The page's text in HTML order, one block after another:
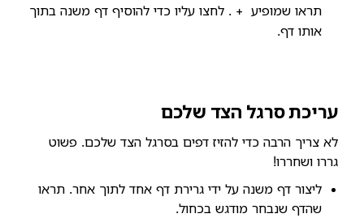
תראו שמופיע + . לחצו עליו כדי להוסיף דף משנה בתוך
אותו דף.
עריכת סרגל הצד שלכם
לא צריך הרבה כדי להזיז דפים בסרגל הצד שלכם. פשוט
גררו ושחררו!
ליצור דף משנה על ידי גרירת דף אחד לתוך אחר. תראו
שהדף שנבחר מודגש בכחול.